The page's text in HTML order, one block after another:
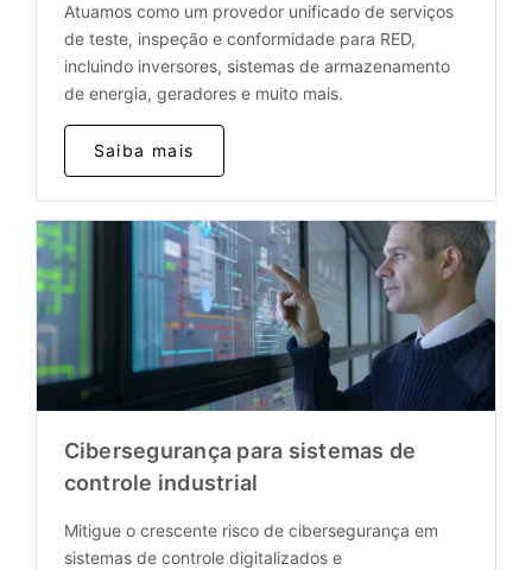
Atuamos como um provedor unificado de serviços
de teste, inspeção e conformidade para RED,
incluindo inversores, sistemas de armazenamento
de energia, geradores e muito mais.
Saiba mais
Cibersegurança para sistemas de
controle industrial
Mitigue o crescente risco de cibersegurança em
sistemas de controle digitalizados e